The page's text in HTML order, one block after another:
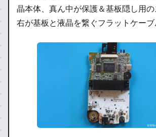
晶本体、真ん中が保護＆基板隠し用の
右が基板と液晶を繋ぐフラットケーブ